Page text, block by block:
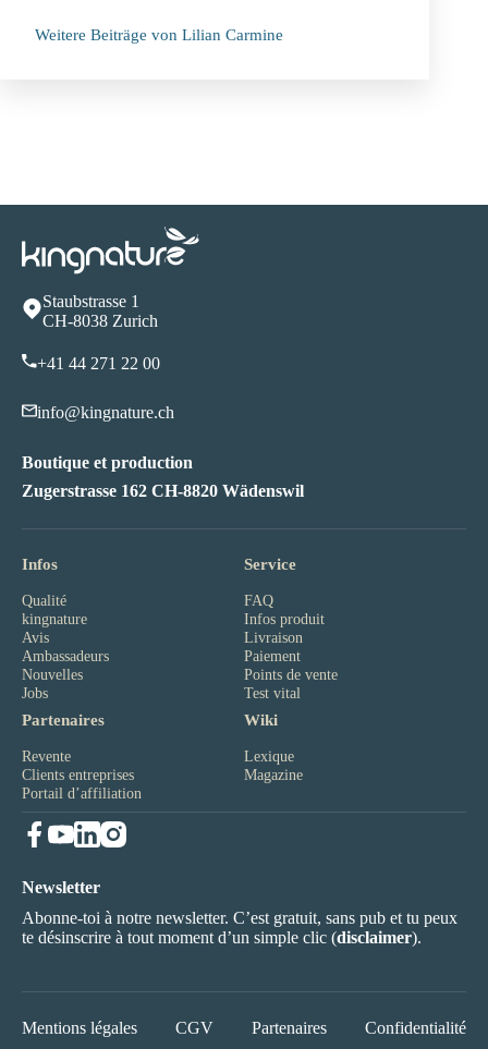
Weitere Beiträge von Lilian Carmine
Staubstrasse 1
CH-8038 Zurich
+41 44 271 22 00
info@kingnature.ch
Boutique et production
Zugerstrasse 162 CH-8820 Wädenswil
Infos
Qualité
kingnature
Avis
Ambassadeurs
Nouvelles
Jobs
Service
FAQ
Infos produit
Livraison
Paiement
Points de vente
Test vital
Partenaires
Revente
Clients entreprises
Portail d’affiliation
Wiki
Lexique
Magazine
Newsletter
Abonne-toi à notre newsletter. C’est gratuit, sans pub et tu peux
te désinscrire à tout moment d’un simple clic (disclaimer).
Mentions légales CGV Partenaires Confidentialité